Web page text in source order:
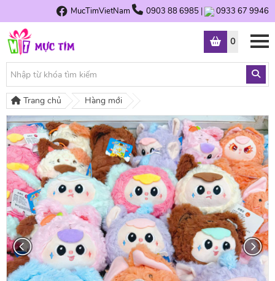
MucTimVietNam 0903 88 6985 | 0933 67 9946
0
Trang chủ Hàng mới